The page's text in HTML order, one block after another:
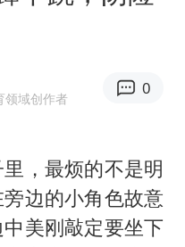
中国籍豪华游艇富商之子在泰国被杀
美将每月供乌爱国者拦截导弹
国足U17与阿森纳决赛取消 并列冠军
10余省份将出现强风雨 局地特大暴雨
领域创作者
0
，最烦的不是明
边的小角色故意
美刚敲定要坐下